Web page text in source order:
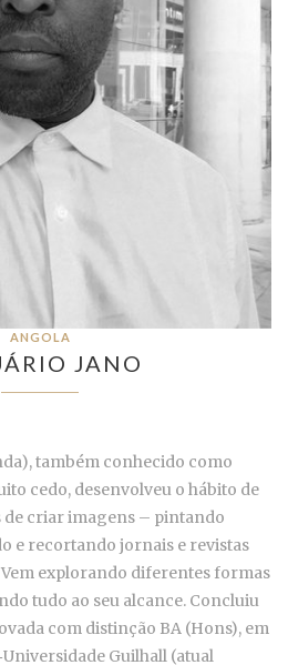
ANGOLA
JANO
também conhecido como
cedo, desenvolveu o hábito de
criar imagens – pintando
e recortando jornais e revistas
explorando diferentes formas
tudo ao seu alcance. Concluiu
com distinção BA (Hons), em
Guilhall (atual